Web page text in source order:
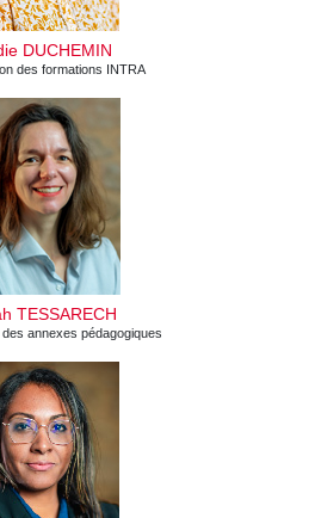
DUCHEMIN
des formations INTRA
TESSARECH
annexes pédagogiques